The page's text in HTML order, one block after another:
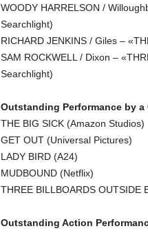
WOODY HARRELSON /
Searchlight)
RICHARD JENKINS / Giles –
SAM ROCKWELL / Dixon –
Searchlight)
Outstanding Performance by
THE BIG SICK (Amazon Studios)
GET OUT (Universal Pictures)
LADY BIRD (A24)
MUDBOUND (Netflix)
THREE BILLBOARDS OUTSIDE
Outstanding Action